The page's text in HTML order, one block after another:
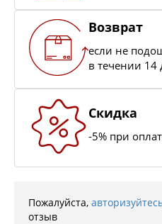
Возврат
если не
в течении 14
Скидка
-5% при
Пожалуйста,
отзыв